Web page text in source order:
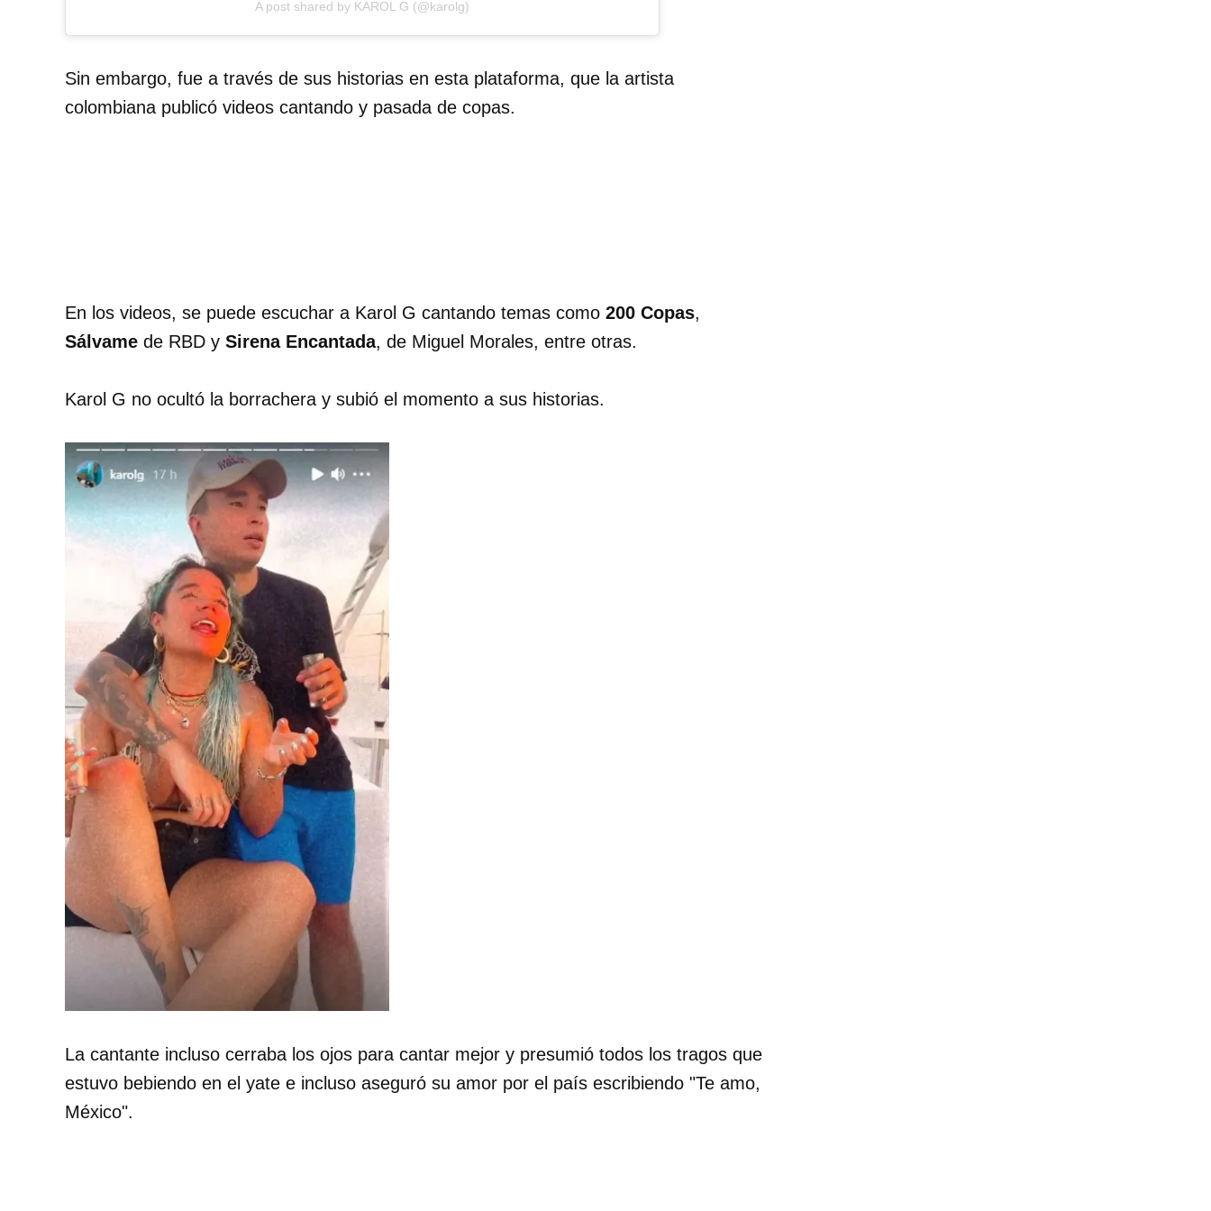
A post shared by KAROL G (@karolg)
Sin embargo, fue a través de sus historias en esta plataforma, que la artista
colombiana publicó videos cantando y pasada de copas.
En los videos, se puede escuchar a Karol G cantando temas como 200 Copas,
Sálvame de RBD y Sirena Encantada, de Miguel Morales, entre otras.
Karol G no ocultó la borrachera y subió el momento a sus historias.
La cantante incluso cerraba los ojos para cantar mejor y presumió todos los tragos que
estuvo bebiendo en el yate e incluso aseguró su amor por el país escribiendo "Te amo,
México".